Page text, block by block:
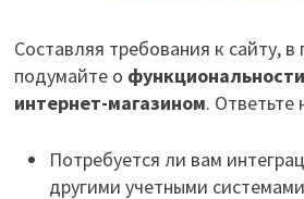
Составляя требования к сайту,
подумайте о
интернет-магазином. Ответьте
Потребуется ли вам
другими учетными